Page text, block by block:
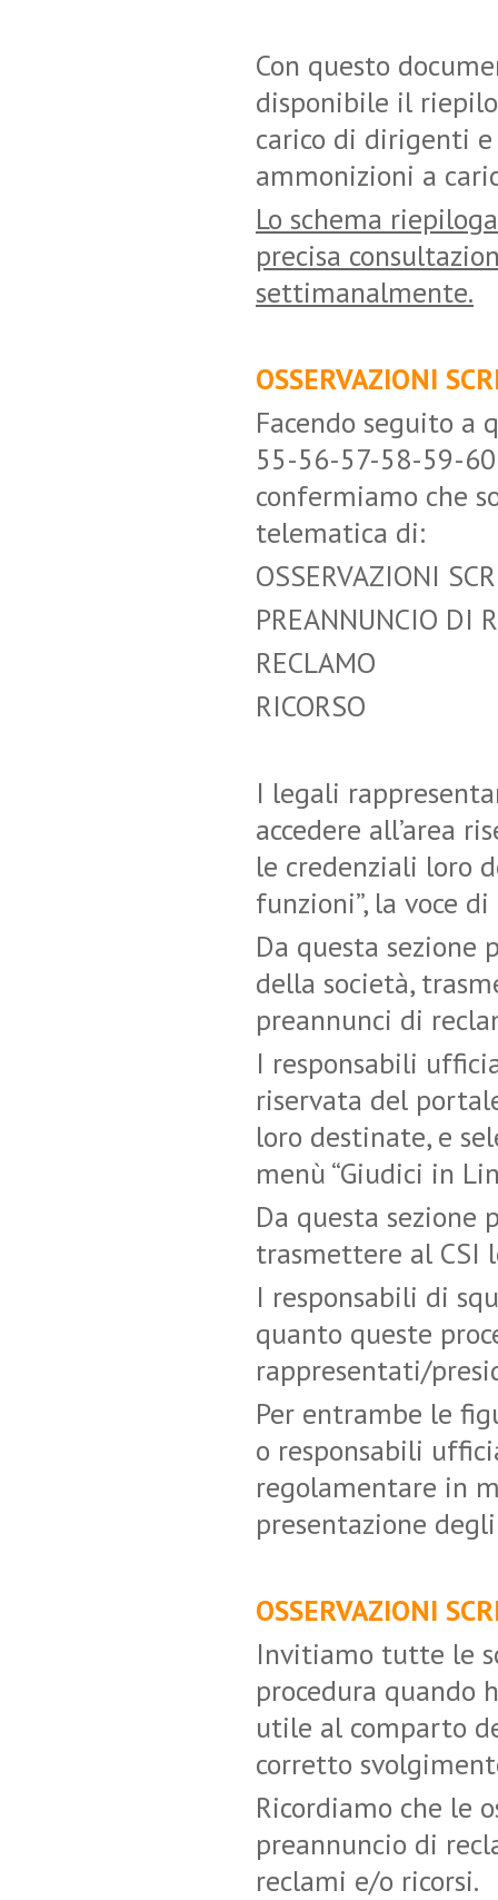
Con questo
disponibile il
carico di dirigenti
ammonizioni a
Lo schema
precisa
settimanalmente.
OSSERVAZIONI
Facendo seguito
55-56-57-58-59-
confermiamo che
telematica di:
OSSERVAZIONI
PREANNUNCIO DI
RECLAMO
RICORSO
I legali
accedere all’area
le credenziali loro
funzioni”, la voce
Da questa
della società,
preannunci di
I responsabili
riservata del
loro destinate, e
menù “Giudici in
Da questa sezione
trasmettere al CSI
I responsabili di
quanto queste
rappresentati/
Per entrambe le
o responsabili
regolamentare in
presentazione
OSSERVAZIONI
Invitiamo tutte le
procedura quando
utile al comparto
corretto
Ricordiamo che le
preannuncio di
reclami e/o ricorsi.